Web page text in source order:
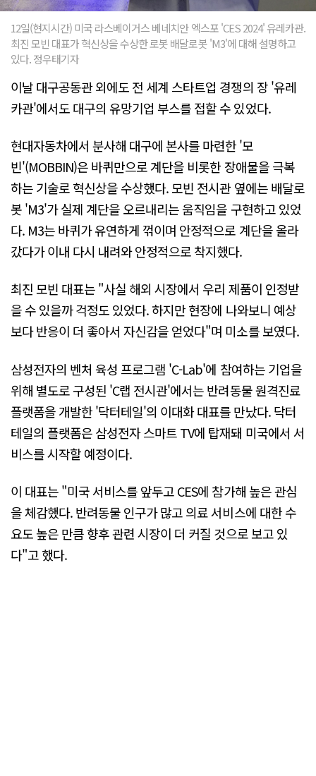
12일(현지시간) 미국 라스베이거스 베네치안 엑스포 'CES 2024' 유레카관.
최진 모빈 대표가 혁신상을 수상한 로봇 배달로봇 'M3'에 대해 설명하고
있다. 정우태기자
이날 대구공동관 외에도 전 세계 스타트업 경쟁의 장 '유레
카관'에서도 대구의 유망기업 부스를 접할 수 있었다.
현대자동차에서 분사해 대구에 본사를 마련한 '모
빈'(MOBBIN)은 바퀴만으로 계단을 비롯한 장애물을 극복
하는 기술로 혁신상을 수상했다. 모빈 전시관 옆에는 배달로
봇 'M3'가 실제 계단을 오르내리는 움직임을 구현하고 있었
다. M3는 바퀴가 유연하게 꺾이며 안정적으로 계단을 올라
갔다가 이내 다시 내려와 안정적으로 착지했다.
최진 모빈 대표는 "사실 해외 시장에서 우리 제품이 인정받
을 수 있을까 걱정도 있었다. 하지만 현장에 나와보니 예상
보다 반응이 더 좋아서 자신감을 얻었다"며 미소를 보였다.
삼성전자의 벤처 육성 프로그램 'C-Lab'에 참여하는 기업을
위해 별도로 구성된 'C랩 전시관'에서는 반려동물 원격진료
플랫폼을 개발한 '닥터테일'의 이대화 대표를 만났다. 닥터
테일의 플랫폼은 삼성전자 스마트 TV에 탑재돼 미국에서 서
비스를 시작할 예정이다.
이 대표는 "미국 서비스를 앞두고 CES에 참가해 높은 관심
을 체감했다. 반려동물 인구가 많고 의료 서비스에 대한 수
요도 높은 만큼 향후 관련 시장이 더 커질 것으로 보고 있
다"고 했다.